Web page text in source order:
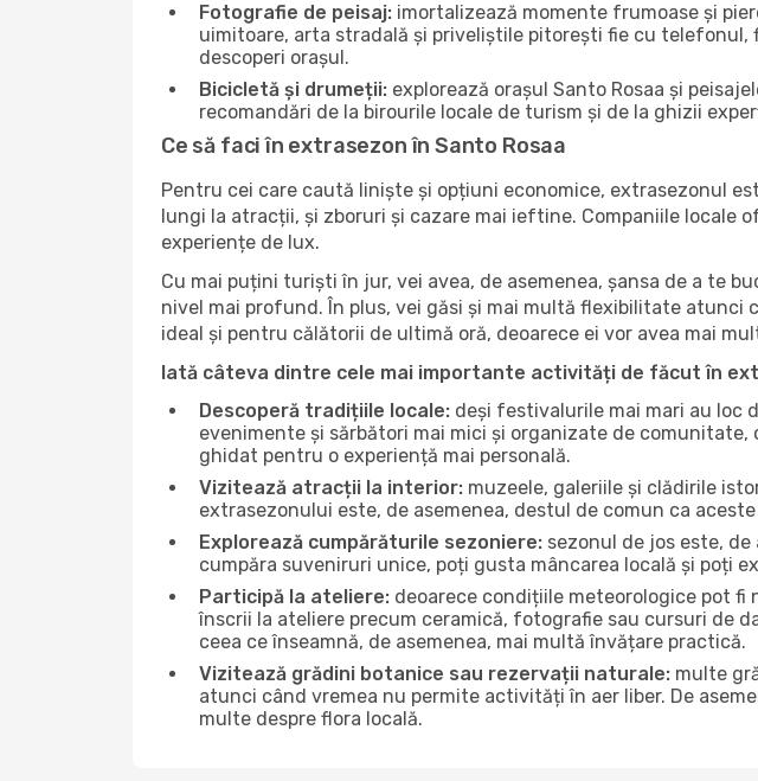
Fotografie de peisaj: imortalizează momente frumoase și
uimitoare, arta stradală și priveliștile pitorești fie cu
descoperi orașul.
Bicicletă și drumeții: explorează orașul Santo Rosaa și
recomandări de la birourile locale de turism și de la ghizii
Ce să faci în extrasezon în Santo Rosaa
Pentru cei care caută liniște și opțiuni economice, extrasezonul
lungi la atracții, și zboruri și cazare mai ieftine. Companiile locale
experiențe de lux.
Cu mai puțini turiști în jur, vei avea, de asemenea, șansa de a te
nivel mai profund. În plus, vei găsi și mai multă flexibilitate
ideal și pentru călătorii de ultimă oră, deoarece ei vor avea mai
Iată câteva dintre cele mai importante activități de făcut în
Descoperă tradițiile locale: deși festivalurile mai mari au loc
evenimente și sărbători mai mici și organizate de
ghidat pentru o experiență mai personală.
Vizitează atracții la interior: muzeele, galeriile și clădirile
extrasezonului este, de asemenea, destul de comun ca
Explorează cumpărăturile sezoniere: sezonul de jos este,
cumpăra suveniruri unice, poți gusta mâncarea locală și poți
Participă la ateliere: deoarece condițiile meteorologice pot
înscrii la ateliere precum ceramică, fotografie sau cursuri de
ceea ce înseamnă, de asemenea, mai multă învățare practică.
Vizitează grădini botanice sau rezervații naturale: multe
atunci când vremea nu permite activități în aer liber. De
multe despre flora locală.